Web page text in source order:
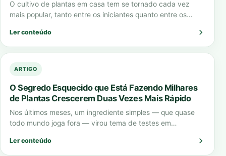
O cultivo de plantas em casa tem se tornado cada vez
mais popular, tanto entre os iniciantes quanto entre os
Ler conteúdo
ARTIGO
O Segredo Esquecido que Está Fazendo Milhares
de Plantas Crescerem Duas Vezes Mais Rápido
Nos últimos meses, um ingrediente simples — que quase
todo mundo joga fora — virou tema de testes em
Ler conteúdo